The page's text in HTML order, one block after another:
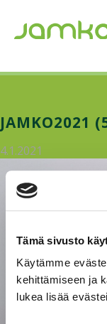
Tämä sivusto
Käytämme
kehittämiseen ja
lukea lisää
JAMKO2021
4.1.2021